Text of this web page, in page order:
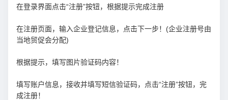
在登录界面点击“注册”按钮，根据提示完成注册
在注册页面，输入企业登记信息，点击下一步！(企业注册号由
当地贸促会分配)
根据提示，填写图片验证码内容！
填写账户信息，接收并填写短信验证码，点击“注册”按钮，完
成注册！